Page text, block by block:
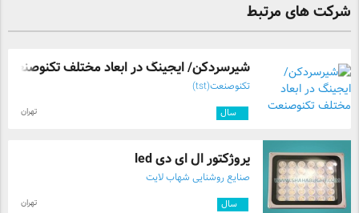
شرکت های مرتبط
شیرسردکن/ ایجینگ در ابعاد مختلف تکنوصنعت
تکنوصنعت(tst)
سال تهران
پروژکتور ال ای دی led
صنایع روشنایی شهاب لایت
سال تهران